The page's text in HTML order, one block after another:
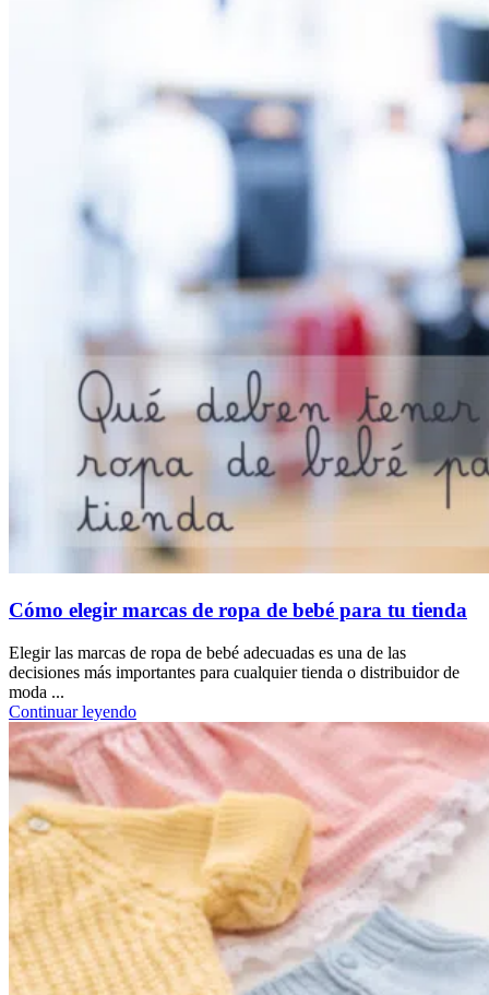
Cómo elegir marcas de ropa de bebé para tu tienda
Elegir las marcas de ropa de bebé adecuadas es una de las
decisiones más importantes para cualquier tienda o distribuidor de
moda ...
Continuar leyendo